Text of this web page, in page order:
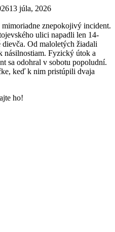
13 júla, 2026
znepokojivý incident.
ulici napadli len 14-
dievča. Od maloletých žiadali
násilnostiam. Fyzický útok a
sa odohral v sobotu popoludní.
keď k nim pristúpili dvaja
ho!